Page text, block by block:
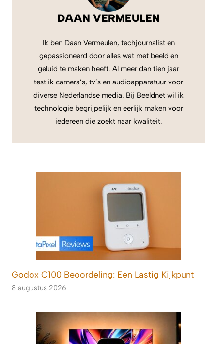
DAAN VERMEULEN
Ik ben Daan Vermeulen, techjournalist en
gepassioneerd door alles wat met beeld en
geluid te maken heeft. Al meer dan tien jaar
test ik camera’s, tv’s en audioapparatuur voor
diverse Nederlandse media. Bij Beeldnet wil ik
technologie begrijpelijk en eerlijk maken voor
iedereen die zoekt naar kwaliteit.
Godox C100 Beoordeling: Een Lastig Kijkpunt
8 augustus 2026